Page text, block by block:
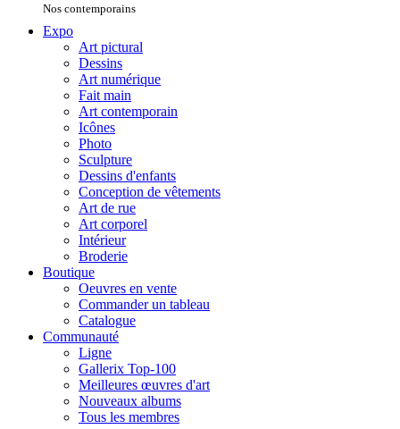
Nos contemporains
Expo
Art pictural
Dessins
Art numérique
Fait main
Art contemporain
Icônes
Photo
Sculpture
Dessins d'enfants
Conception de vêtements
Art de rue
Art corporel
Intérieur
Broderie
Boutique
Oeuvres en vente
Commander un tableau
Catalogue
Communauté
Ligne
Gallerix Top-100
Meilleures œuvres d'art
Nouveaux albums
Tous les membres